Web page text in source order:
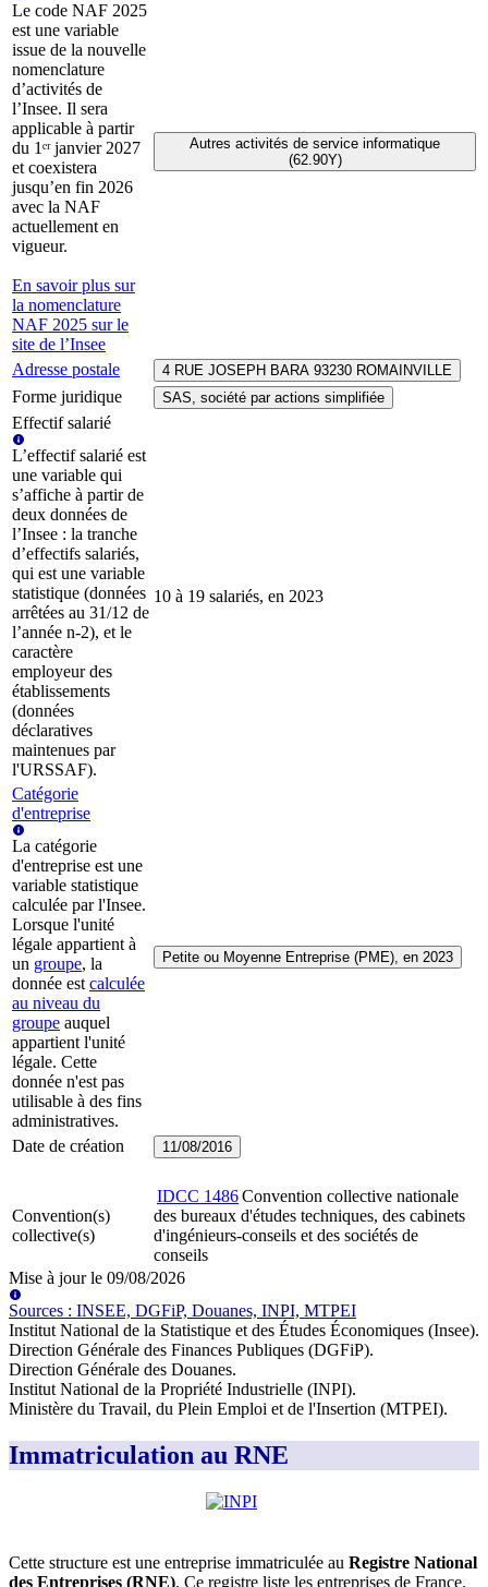
Le code NAF 2025
est une variable
issue de la nouvelle
nomenclature
d’activités de
l’Insee. Il sera
applicable à partir
du 1ᵉʳ janvier 2027
et coexistera
jusqu’en fin 2026
avec la NAF
actuellement en
vigueur.
En savoir plus sur
la nomenclature
NAF 2025 sur le
site de l’Insee
Autres activités de service informatique
(62.90Y)
Adresse postale 4 RUE JOSEPH BARA 93230 ROMAINVILLE
Forme juridique SAS, société par actions simplifiée
Effectif salarié
L’effectif salarié est
une variable qui
s’affiche à partir de
deux données de
l’Insee : la tranche
d’effectifs salariés,
qui est une variable
statistique (données
arrêtées au 31/12 de
l’année n-2), et le
caractère
employeur des
établissements
(données
déclaratives
maintenues par
l'URSSAF).
10 à 19 salariés, en 2023
Catégorie
d'entreprise
La catégorie
d'entreprise est une
variable statistique
calculée par l'Insee.
Lorsque l'unité
légale appartient à
un groupe, la
donnée est calculée
au niveau du
groupe auquel
appartient l'unité
légale. Cette
donnée n'est pas
utilisable à des fins
administratives.
Petite ou Moyenne Entreprise (PME), en 2023
Date de création 11/08/2016
Convention(s)
collective(s)
IDCC 1486Convention collective nationale
des bureaux d'études techniques, des cabinets
d'ingénieurs-conseils et des sociétés de
conseils
Mise à jour le 09/08/2026
Sources : INSEE, DGFiP, Douanes, INPI, MTPEI
Institut National de la Statistique et des Études Économiques (Insee).
Direction Générale des Finances Publiques (DGFiP).
Direction Générale des Douanes.
Institut National de la Propriété Industrielle (INPI).
Ministère du Travail, du Plein Emploi et de l'Insertion (MTPEI).
Immatriculation au RNE
Cette structure est une entreprise immatriculée au Registre National
des Entreprises (RNE). Ce registre liste les entreprises de France.